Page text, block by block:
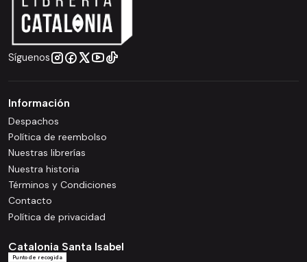
Síguenos
Información
Despachos
Política de reembolso
Nuestras librerías
Nuestra historia
Términos y Condiciones
Contacto
Política de privacidad
Catalonia Santa Isabel
Punto de recogida